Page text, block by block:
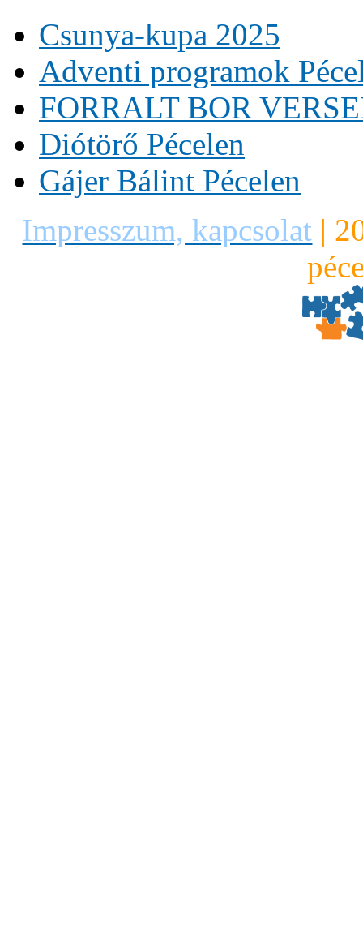
Csunya-kupa 2025
Adventi programok
FORRALT BOR
Diótörő Pécelen
Gájer Bálint Pécelen
Impresszum, kapcsolat |